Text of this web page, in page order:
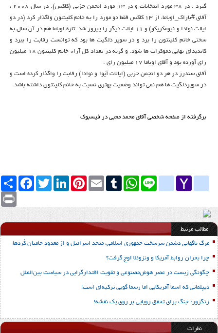
گیرد . در 38 مورد انتخابات و در 13 مورد انجمن حزبی (کاکس). در سال 2008 ،
آقای‫#‏باراک_اوباما‬
، از 13 کاکس فقط دو مورد را به خانم کلینتون واگذار کرد (در دو
ایالت نوادا و نیومکزیکو) و 11 ایالت دیگر را پیروز شد. تازه اوباما هم در آن سال به
سختی خانم کلینتون را برد و در سوپر دلگیت ها بود که توانست رقابت را ببرد و
کاندیدای نهایی دموکرات ها شود. و گرنه در تعداد کل آراء، خانم کلینتون 18 میلیون
رای آورده بود و آقای اوباما 17 میلیون رای .
آقای سندرز در هر دو انجمن حزبی (ایالات آیوا و نوادا) رقابت را واگذار کرده است و
در سوپردلگیت ها هم نمی تواند وضعیت بهتری نسبت به خانم کلینتون داشته باشد.
برگرفته از صفحه شخصی آقای محمد محبی در فیسبوک
Facebook TwitterLinkedInPinterest Email TumblrWhatsApp Line
google_bookmarks
Yahoo
yahoo_messenger
Print
مطالب مرتبط
مرگ ناگهانی دشمن سرسخت جمهوری اسلامی، متحد اسرائیل و از معدود حامیان کُردها
چرا بحران روابط آمریکا و ونزوئلا اوج گرفت؟
چگونگی زیست در عصر هوش‌مصنوعی و تقویت اقتدارگرایی در سیاست بین‌الملل
دیپلماتی که اسما آمریکایی اما رسما گویی ترکیه‌ای است!
زنگزور؛ جنگ برای تحقق رویایی بر روی یک نقشه!
نظرات